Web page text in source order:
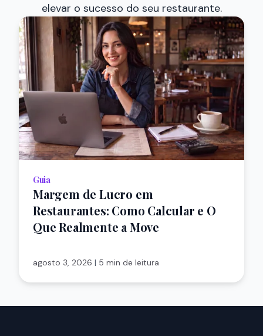
elevar o sucesso do seu restaurante.
Guia
Margem de Lucro em
Restaurantes: Como Calcular e O
Que Realmente a Move
agosto 3, 2026 | 5 min de leitura